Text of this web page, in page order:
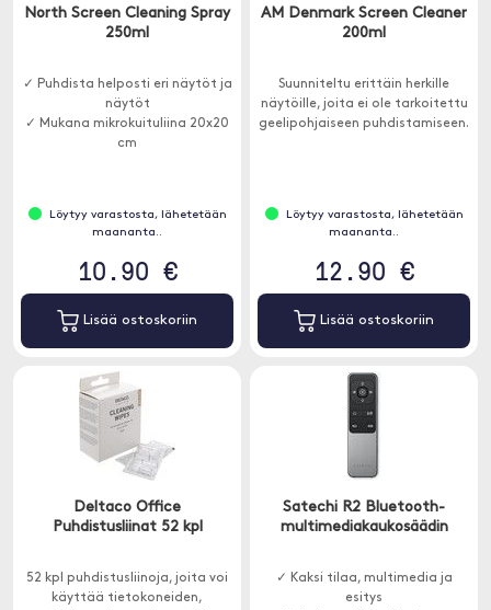
North Screen Cleaning Spray
250ml
✓ Puhdista helposti eri näytöt ja
näytöt
✓ Mukana mikrokuituliina 20x20
cm
Löytyy varastosta, lähetetään
maananta..
10.90 €
Lisää ostoskoriin
AM Denmark Screen Cleaner
200ml
Suunniteltu erittäin herkille
näytöille, joita ei ole tarkoitettu
geelipohjaiseen puhdistamiseen.
Löytyy varastosta, lähetetään
maananta..
12.90 €
Lisää ostoskoriin
Deltaco Office
Puhdistusliinat 52 kpl
52 kpl puhdistusliinoja, joita voi
käyttää tietokoneiden,
Satechi R2 Bluetooth-
multimediakaukosäädin
✓ Kaksi tilaa, multimedia ja
esitys